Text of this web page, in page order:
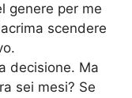
genere per me
scendere
decisione. Ma
sei mesi? Se